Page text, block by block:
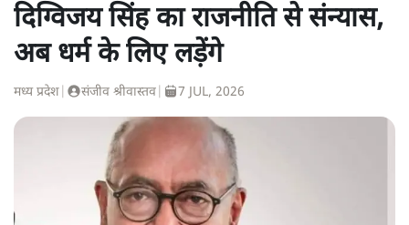
दिग्विजय सिंह का राजनीति से संन्यास,
अब धर्म के लिए लड़ेंगे
मध्य प्रदेश संजीव श्रीवास्तव 7 JUL, 2026